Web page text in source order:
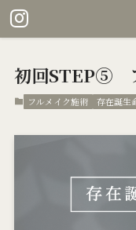
初回STEP⑤
フルメイク施術 存在誕生